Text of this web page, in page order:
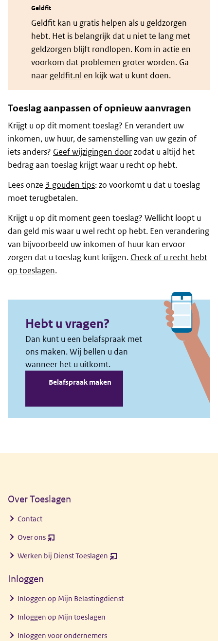
Geldfit
Geldfit kan u gratis helpen als u geldzorgen
hebt. Het is belangrijk dat u niet te lang met
geldzorgen blijft rondlopen. Kom in actie en
voorkom dat problemen groter worden. Ga
naar geldfit.nl en kijk wat u kunt doen.
Toeslag aanpassen of opnieuw aanvragen
Krijgt u op dit moment toeslag? En verandert uw
inkomen, uw huur, de samenstelling van uw gezin of
iets anders? Geef wijzigingen doorzodat u altijd het
bedrag aan toeslag krijgt waar u recht op hebt.
Lees onze 3 gouden tips: zo voorkomt u dat u toeslag
moet terugbetalen.
Krijgt u op dit moment geen toeslag? Wellicht loopt u
dan geld mis waar u wel recht op hebt. Een verandering
van bijvoorbeeld uw inkomen of huur kan ervoor
zorgen dat u toeslag kunt krijgen. Check of u recht hebt
op toeslagen.
Over Toeslagen
Contact
Over ons (opent
venster)
Werken bij Dienst Toeslagen (opent
Inloggen
Inloggen op Mijn Belastingdienst
Inloggen op Mijn toeslagen
Inloggen voor ondernemers